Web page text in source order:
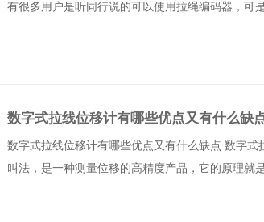
有很多用户是听同行说的可以使用拉绳编码器，可
数字式拉线位移计有哪些优点又有什么缺
数字式拉线位移计有哪些优点又有什么缺点 数字
叫法，是一种测量位移的高精度产品，它的原理就